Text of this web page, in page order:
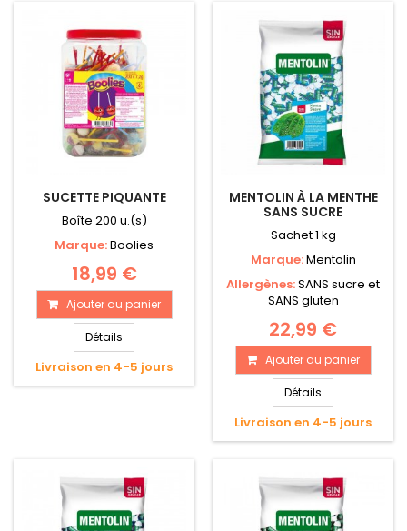
SUCETTE PIQUANTE
Boîte 200 u.(s)
Marque:Boolies
18,99 €
Ajouter au panier
Détails
Livraison en 4-5 jours
MENTOLIN À LA MENTHE
SANS SUCRE
Sachet 1 kg
Marque:Mentolin
Allergènes:SANS sucre et
SANS gluten
22,99 €
Ajouter au panier
Détails
Livraison en 4-5 jours